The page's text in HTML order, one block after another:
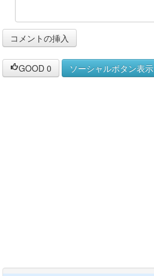
GOOD 0 ソーシャルボタン表示